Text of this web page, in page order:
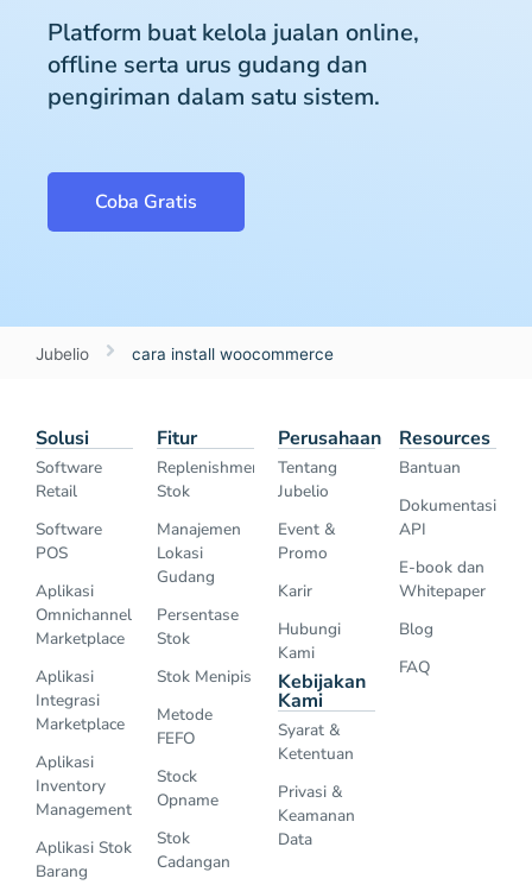
Platform buat kelola jualan online,
offline serta urus gudang dan
pengiriman dalam satu sistem.
Coba Gratis
Jubelio cara install woocommerce
Solusi
Software
Retail
Software
POS
Aplikasi
Omnichannel
Marketplace
Aplikasi
Integrasi
Marketplace
Aplikasi
Inventory
Management
Aplikasi Stok
Barang
Fitur
Replenishment
Stok
Manajemen
Lokasi
Gudang
Persentase
Stok
Stok Menipis
Metode
FEFO
Stock
Opname
Stok
Cadangan
Perusahaan
Tentang
Jubelio
Event &
Promo
Karir
Hubungi
Kami
Kebijakan
Kami
Syarat &
Ketentuan
Privasi &
Keamanan
Data
Resources
Bantuan
Dokumentasi
API
E-book dan
Whitepaper
Blog
FAQ